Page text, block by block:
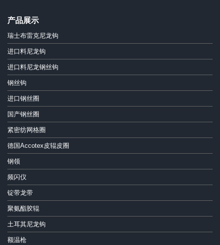
产品展示
瑞士布雷克尼龙钩
进口料尼龙钩
进口料尼龙钢丝钩
钢丝钩
进口钢丝圈
国产钢丝圈
紧密纺网格圈
德国Accotex皮辊皮圈
钢领
频闪仪
锭带龙带
聚氨酯胶辊
土耳其尼龙钩
额温枪